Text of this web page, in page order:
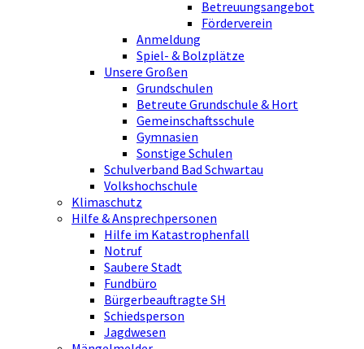
Betreuungsangebot
Förderverein
Anmeldung
Spiel- & Bolzplätze
Unsere Großen
Grundschulen
Betreute Grundschule & Hort
Gemeinschaftsschule
Gymnasien
Sonstige Schulen
Schulverband Bad Schwartau
Volkshochschule
Klimaschutz
Hilfe & Ansprechpersonen
Hilfe im Katastrophenfall
Notruf
Saubere Stadt
Fundbüro
Bürgerbeauftragte SH
Schiedsperson
Jagdwesen